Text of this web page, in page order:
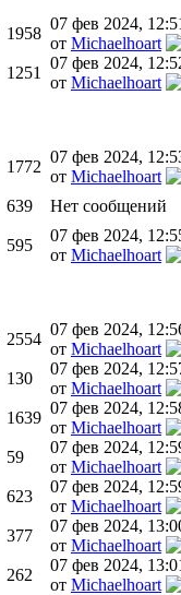
1958
07 фев 2024,
от Michaelhoart
1251
07 фев 2024,
от Michaelhoart
1772
07 фев 2024,
от Michaelhoart
639
Нет сообщений
595
07 фев 2024,
от Michaelhoart
2554
07 фев 2024,
от Michaelhoart
130
07 фев 2024,
от Michaelhoart
1639
07 фев 2024,
от Michaelhoart
59
07 фев 2024,
от Michaelhoart
623
07 фев 2024,
от Michaelhoart
377
07 фев 2024,
от Michaelhoart
262
07 фев 2024,
от Michaelhoart